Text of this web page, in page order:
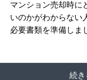
マンション売却時に
いのかがわからない
必要書類を準備しま
続